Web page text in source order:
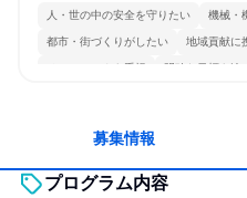
人・世の中の安全を守りたい 機械・
都市・街づくりがしたい 地域貢献に
チームワークを重視 明確な目標を追
募集情報
プログラム内容